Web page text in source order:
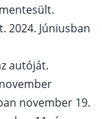
2024. Júniusban
autóját.
november 19.